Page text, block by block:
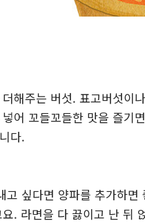
해주는 버섯. 표고버섯이
어 꼬들꼬들한 맛을 즐기
다.
고 싶다면 양파를 추가하
. 라면을 다 끓이고 난 뒤